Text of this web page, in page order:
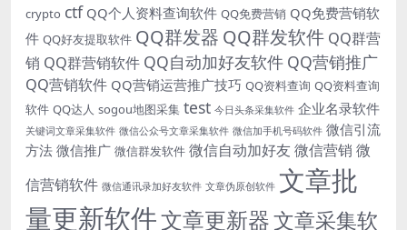
crypto ctf QQ个人资料查询软件 QQ免费营销 QQ免费营销软
件 QQ好友提取软件 QQ群发器 QQ群发软件 QQ群营
销 QQ群营销软件 QQ自动加好友软件 QQ营销推广
QQ营销软件 QQ营销运营推广技巧 QQ资料查询 QQ资料查询
软件 QQ达人 sogou地图采集 test 今日头条采集软件 企业名录软件
关键词文章采集软件 微信公众号文章采集软件 微信加手机号码软件 微信引流
方法 微信推广 微信群发软件 微信自动加好友 微信营销 微
信营销软件 微信通讯录加好友软件 文章伪原创软件 文章批
量更新软件文章更新器文章采集软